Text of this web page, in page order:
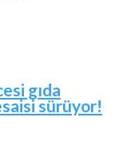
gıda
sürüyor!